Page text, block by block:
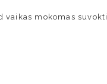
vaikas mokomas